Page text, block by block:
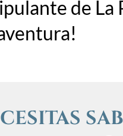
de La